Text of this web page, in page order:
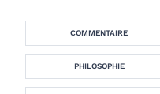
COMMENTAIRE
PHILOSOPHIE